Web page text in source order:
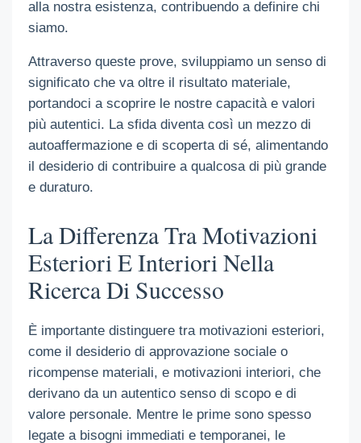
alla nostra esistenza, contribuendo a definire chi
siamo.
Attraverso queste prove, sviluppiamo un senso di
significato che va oltre il risultato materiale,
portandoci a scoprire le nostre capacità e valori
più autentici. La sfida diventa così un mezzo di
autoaffermazione e di scoperta di sé, alimentando
il desiderio di contribuire a qualcosa di più grande
e duraturo.
La Differenza Tra Motivazioni
Esteriori E Interiori Nella
Ricerca Di Successo
È importante distinguere tra motivazioni esteriori,
come il desiderio di approvazione sociale o
ricompense materiali, e motivazioni interiori, che
derivano da un autentico senso di scopo e di
valore personale. Mentre le prime sono spesso
legate a bisogni immediati e temporanei, le